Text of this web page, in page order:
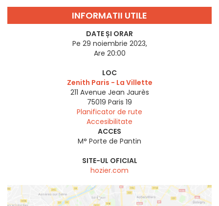
INFORMATII UTILE
DATE ȘI ORAR
Pe 29 noiembrie 2023,
Are 20:00
LOC
Zenith Paris - La Villette
211 Avenue Jean Jaurès
75019 Paris 19
Planificator de rute
Accesibilitate
ACCES
M° Porte de Pantin
SITE-UL OFICIAL
hozier.com